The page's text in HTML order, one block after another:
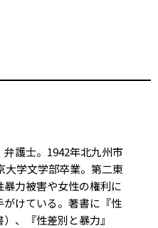
弁護士。1942年北九州市
大学文学部卒業。第二東
力被害や女性の権利に
けている。著書に『性
、『性差別と暴力』